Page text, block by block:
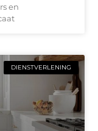
en
DIENSTVERLENING